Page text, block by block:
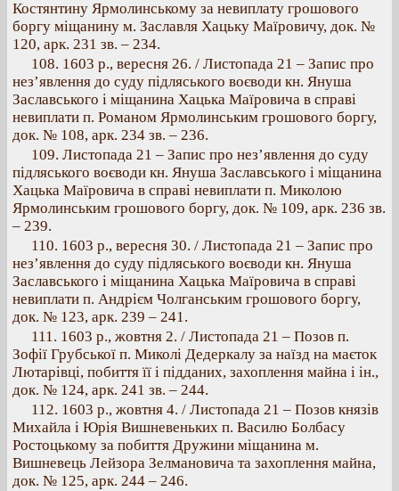
Костянтину Ярмолинському за невиплату грошового
боргу міщанину м. Заславля Хацьку Маїровичу, док. №
120, арк. 231 зв. – 234.
108. 1603 p., вересня 26. / Листопада 21 – Запис про
нез’явлення до суду підляського воєводи кн. Януша
Заславського і міщанина Хацька Маїровича в справі
невиплати п. Романом Ярмолинським грошового боргу,
док. № 108, арк. 234 зв. – 236.
109. Листопада 21 – Запис про нез’явлення до суду
підляського воєводи кн. Януша Заславського і міщанина
Хацька Маїровича в справі невиплати п. Миколою
Ярмолинським грошового боргу, док. № 109, арк. 236 зв.
– 239.
110. 1603 p., вересня 30. / Листопада 21 – Запис про
нез’явлення до суду підляського воєводи кн. Януша
Заславського і міщанина Хацька Маїровича в справі
невиплати п. Андрієм Чолганським грошового боргу,
док. № 123, арк. 239 – 241.
111. 1603 p., жовтня 2. / Листопада 21 – Позов п.
Зофії Грубської п. Миколі Дедеркалу за наїзд на маєток
Лютарівці, побиття її і підданих, захоплення майна і ін.,
док. № 124, арк. 241 зв. – 244.
112. 1603 p., жовтня 4. / Листопада 21 – Позов князів
Михайла і Юрія Вишневеньких п. Василю Болбасу
Ростоцькому за побиття Дружини міщанина м.
Вишневець Лейзора Зелмановича та захоплення майна,
док. № 125, арк. 244 – 246.